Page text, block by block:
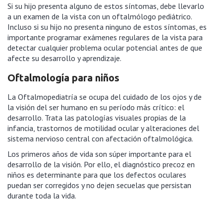
Si su hijo presenta alguno de estos síntomas, debe llevarlo
a un examen de la vista con un oftalmólogo pediátrico.
Incluso si su hijo no presenta ninguno de estos síntomas, es
importante programar exámenes regulares de la vista para
detectar cualquier problema ocular potencial antes de que
afecte su desarrollo y aprendizaje.
Oftalmología para niños
La Oftalmopediatría se ocupa del cuidado de los ojos y de
la visión del ser humano en su período más crítico: el
desarrollo. Trata las patologías visuales propias de la
infancia, trastornos de motilidad ocular y alteraciones del
sistema nervioso central con afectación oftalmológica.
Los primeros años de vida son súper importante para el
desarrollo de la visión. Por ello, el diagnóstico precoz en
niños es determinante para que los defectos oculares
puedan ser corregidos y no dejen secuelas que persistan
durante toda la vida.